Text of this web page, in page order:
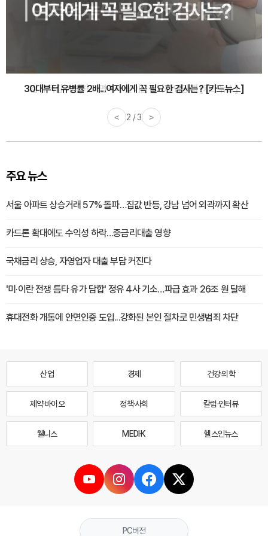
감기·독감 예방하고 면역력 높이는 4가지 영양제 [카드뉴스]
< 3 / 3 >
주요 뉴스
서울 아파트 상승거래 57% 돌파…집값 반등, 강남 넘어 외곽까지 확산
카드론 확대에도 수익성 하락…중금리대출 영향
국채금리 상승, 자영업자 대출 부담 커진다
'미·이란 전쟁 틈타 유가 담합' 정유 4사 기소…파급 효과 26조 원 달해
휴대전화 개통에 안면인증 도입...강화된 본인 절차로 민생범죄 차단
산업 경제 건강·의학
제약·바이오 정책·사회 칼럼·인터뷰
웰니스 MEDI·K 헬스인뉴스
PC버전